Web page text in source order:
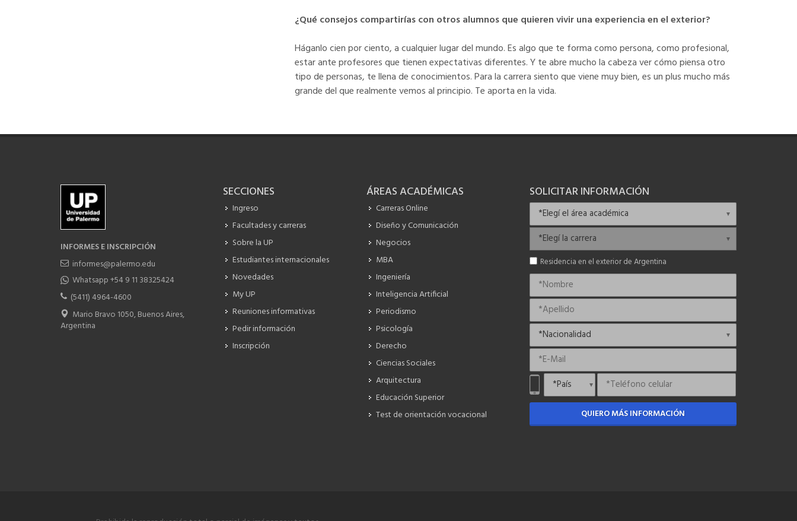
¿Qué consejos compartirías con otros alumnos que quieren vivir una experiencia en el exterior?
Háganlo cien por ciento, a cualquier lugar del mundo. Es algo que te forma como persona, como profesional,
estar ante profesores que tienen expectativas diferentes. Y te abre mucho la cabeza ver cómo piensa otro
tipo de personas, te llena de conocimientos. Para la carrera siento que viene muy bien, es un plus mucho más
grande del que realmente vemos al principio. Te aporta en la vida.
INFORMES E INSCRIPCIÓN
informes@palermo.edu
Whatsapp +54 9 11 38325424
(5411) 4964-4600
Mario Bravo 1050, Buenos Aires,
Argentina
SECCIONES
Ingreso
Facultades y carreras
Sobre la UP
Estudiantes internacionales
Novedades
My UP
Reuniones informativas
Pedir información
Inscripción
ÁREAS ACADÉMICAS
Carreras Online
Diseño y Comunicación
Negocios
MBA
Ingeniería
Inteligencia Artificial
Periodismo
Psicología
Derecho
Ciencias Sociales
Arquitectura
Educación Superior
Test de orientación vocacional
SOLICITAR INFORMACIÓN
Residencia en el exterior de Argentina
QUIERO MÁS INFORMACIÓN